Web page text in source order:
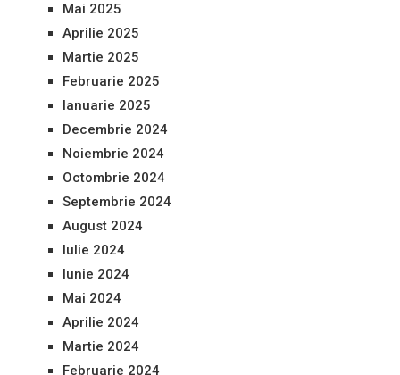
Mai 2025
Aprilie 2025
Martie 2025
Februarie 2025
Ianuarie 2025
Decembrie 2024
Noiembrie 2024
Octombrie 2024
Septembrie 2024
August 2024
Iulie 2024
Iunie 2024
Mai 2024
Aprilie 2024
Martie 2024
Februarie 2024